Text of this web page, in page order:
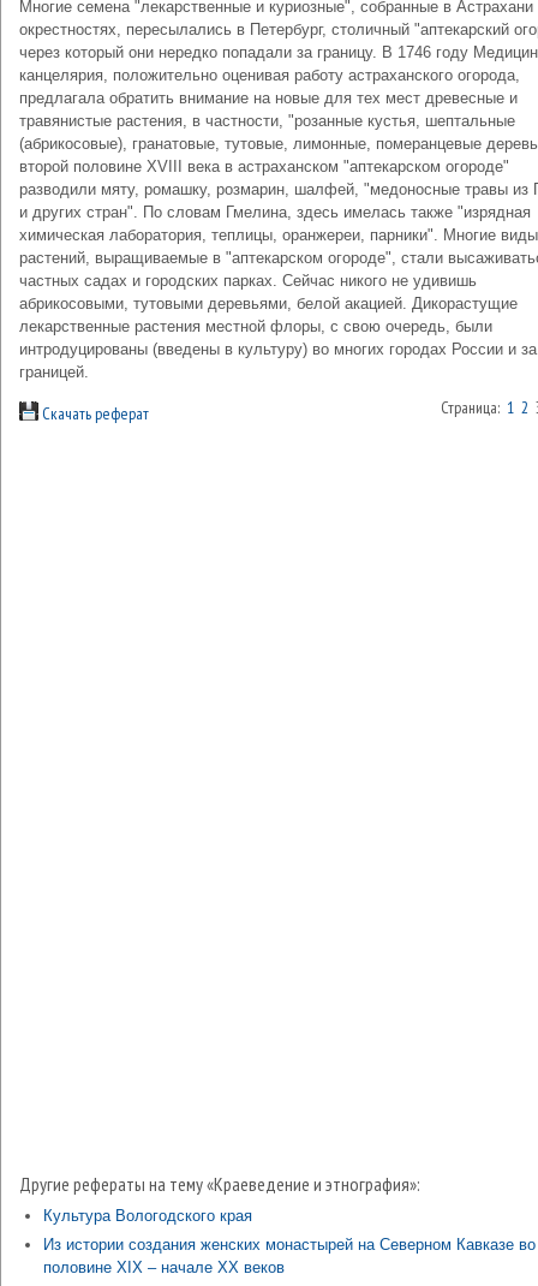
Многие семена "лекарственные и куриозные", собранные в Астрахани
окрестностях, пересылались в Петербург, столичный "аптекарский
через который они нередко попадали за границу. В 1746 году
канцелярия, положительно оценивая работу астраханского огорода,
предлагала обратить внимание на новые для тех мест древесные и
травянистые растения, в частности, "розанные кустья, шептальные
(абрикосовые), гранатовые, тутовые, лимонные, померанцевые
второй половине XVIII века в астраханском "аптекарском огороде"
разводили мяту, ромашку, розмарин, шалфей, "медоносные травы из
и других стран". По словам Гмелина, здесь имелась также "изрядная
химическая лаборатория, теплицы, оранжереи, парники". Многие виды
растений, выращиваемые в "аптекарском огороде", стали
частных садах и городских парках. Сейчас никого не удивишь
абрикосовыми, тутовыми деревьями, белой акацией. Дикорастущие
лекарственные растения местной флоры, с свою очередь, были
интродуцированы (введены в культуру) во многих городах России и за
границей.
Скачать реферат Страница: 1 2
Другие рефераты на тему «Краеведение и этнография»:
Культура Вологодского края
Из истории создания женских монастырей на Северном Кавказе во
половине XIX – начале XX веков